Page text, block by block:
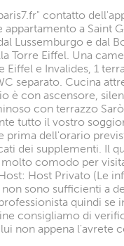
contatto
a Saint
Lussemburgo e dal
Torre Eiffel. Una
Eiffel e Invalides, 1
separato. Cucina
è con ascensore,
con terrazzo
tutto il vostro
prima dell'orario
dei supplementi. Il
comodo per
Host Privato (Le
sono sufficienti a
quindi se
consigliamo di
non appena l'avrete